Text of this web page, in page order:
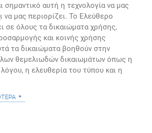
σημαντικό αυτή η τεχνολογία να μας
να μας περιορίζει. Το Ελεύθερο
σε όλους τα δικαιώματα χρήσης,
και κοινής χρήσης
τα δικαιώματα βοηθούν στην
θεμελιωδών δικαιωμάτων όπως η
η ελευθερία του τύπου και η